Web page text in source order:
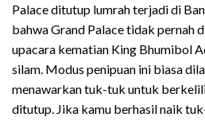
Palace ditutup lumrah terjadi di
bahwa Grand Palace tidak pernah
upacara kematian King Bhumibol
silam. Modus penipuan ini biasa
menawarkan tuk-tuk untuk
ditutup. Jika kamu berhasil naik